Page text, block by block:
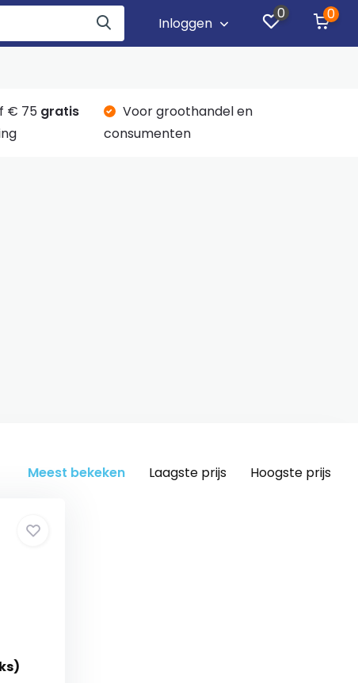
Inloggen
0 0
€ 75 gratis
Voor groothandel en
consumenten
Meest bekeken Laagste prijs Hoogste prijs